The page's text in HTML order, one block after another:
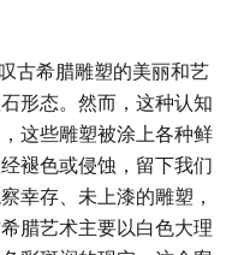
古希腊雕塑的美丽和艺
形态。然而，这种认知
这些雕塑被涂上各种鲜
褪色或侵蚀，留下我们
幸存、未上漆的雕塑，
腊艺术主要以白色大理